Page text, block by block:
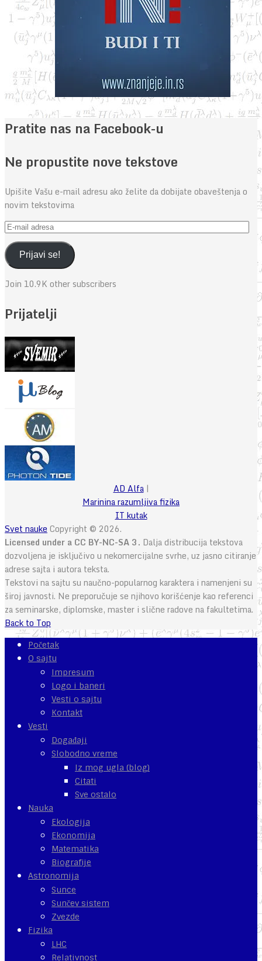
Pratite nas na Facebook-u
Ne propustite nove tekstove
Upišite Vašu e-mail adresu ako želite da dobijate obaveštenja o
novim tekstovima
E-
mail
adresaPrijavi se!
Join 10.9K other subscribers
Prijatelji
AD Alfa|
Marinina razumljiva fizika
IT kutak
Svet nauke Copyright © 2026.
Licensed under a CC BY-NC-SA 3. Dalja distribucija tekstova
dozvoljena je isključivo u nekomercijalne svrhe, uz jasno citiranje
adrese sajta i autora teksta.
Tekstovi na sajtu su naučno-popularnog karaktera i namenjeni su
široj javnosti. Ne preporučuje se njihovo korišćenje kao referenci
za seminarske, diplomske, master i slične radove na fakultetima.
Back to Top
Početak
O sajtu
Impresum
Logo i baneri
Vesti o sajtu
Kontakt
Vesti
Događaji
Slobodno vreme
Iz mog ugla (blog)
Citati
Sve ostalo
Nauka
Ekologija
Ekonomija
Matematika
Biografije
Astronomija
Sunce
Sunčev sistem
Zvezde
Fizika
LHC
Relativnost